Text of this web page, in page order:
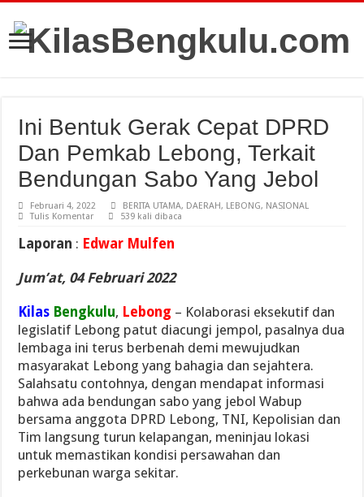
Ini Bentuk Gerak Cepat DPRD
Dan Pemkab Lebong, Terkait
Bendungan Sabo Yang Jebol
Februari 4, 2022 BERITA UTAMA, DAERAH, LEBONG, NASIONAL
Tulis Komentar
539 kali dibaca
Laporan : Edwar Mulfen
Jum’at, 04 Februari 2022
Kilas Bengkulu, Lebong – Kolaborasi eksekutif dan
legislatif Lebong patut diacungi jempol, pasalnya dua
lembaga ini terus berbenah demi mewujudkan
masyarakat Lebong yang bahagia dan sejahtera.
Salahsatu contohnya, dengan mendapat informasi
bahwa ada bendungan sabo yang jebol Wabup
bersama anggota DPRD Lebong, TNI, Kepolisian dan
Tim langsung turun kelapangan, meninjau lokasi
untuk memastikan kondisi persawahan dan
perkebunan warga sekitar.